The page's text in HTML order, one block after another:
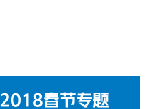
2018春节专题